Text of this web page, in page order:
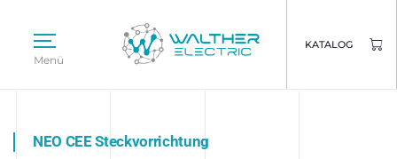
Menü
KATALOG
NEO CEE Steckvorrichtung